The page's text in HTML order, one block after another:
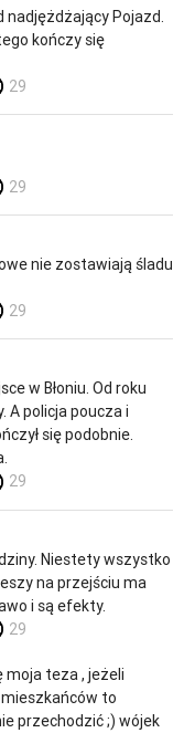
Pojazd.
kończy się
29
29
nie zostawiają śladu
29
w Błoniu. Od roku
A policja poucza i
się podobnie.
29
Niestety wszystko
na przejściu ma
i są efekty.
29
moja teza , jeżeli
to
przechodzić ;) wójek